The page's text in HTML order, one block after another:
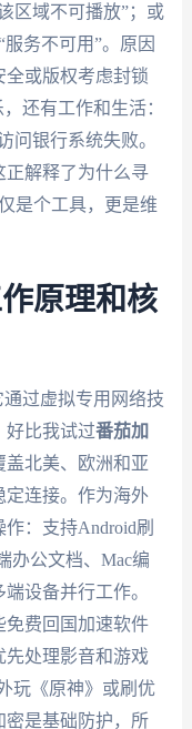
区域不可播放”；或
务不可用”。原因
或版权考虑封锁
还有工作和生活：
问银行系统失败。
正解释了为什么寻
是个工具，更是维
原理和核
过虚拟专用网络技
好比我试过番茄加
北美、欧洲和亚
定连接。作为海外
：支持Android刷
办公文档、Mac编
设备并行工作。
免费回国加速软件
先处理影音和游戏
玩《原神》或刷优
密是基础防护，所